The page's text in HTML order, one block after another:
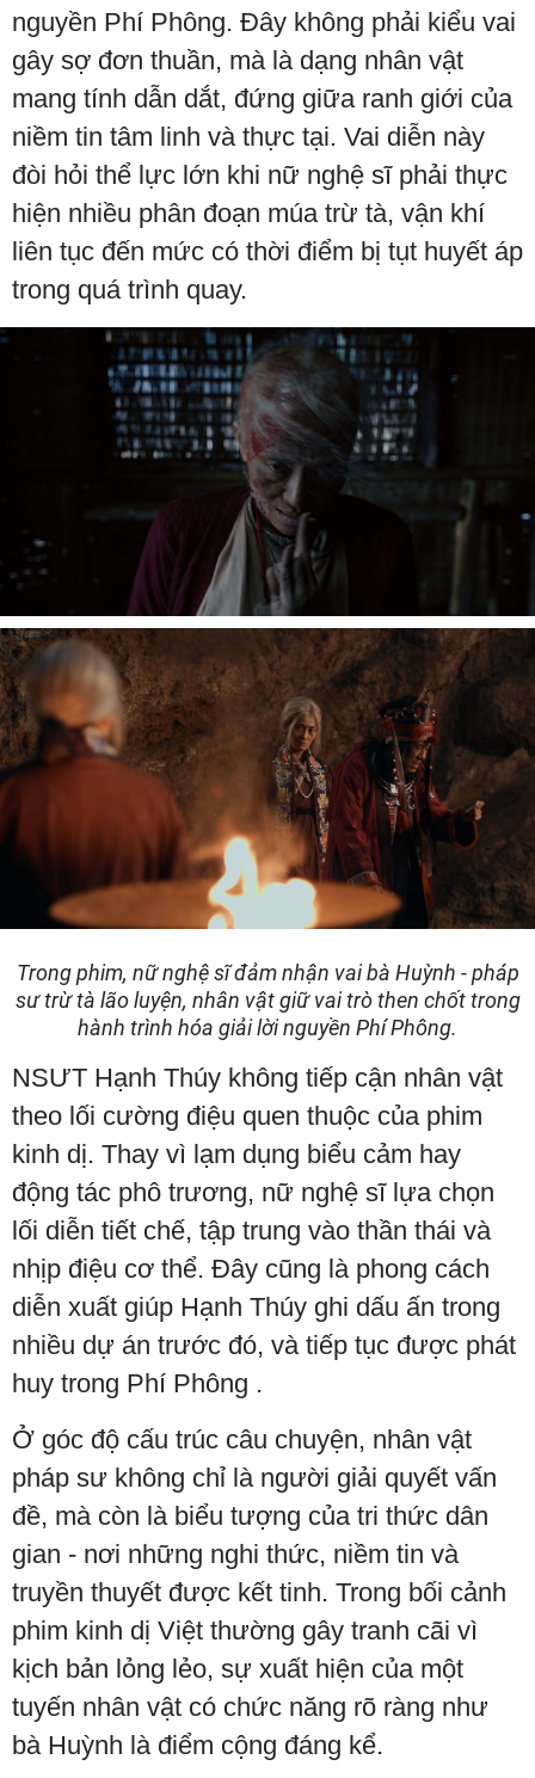
nguyền Phí Phông. Đây không phải kiểu vai
gây sợ đơn thuần, mà là dạng nhân vật
mang tính dẫn dắt, đứng giữa ranh giới của
niềm tin tâm linh và thực tại. Vai diễn này
đòi hỏi thể lực lớn khi nữ nghệ sĩ phải thực
hiện nhiều phân đoạn múa trừ tà, vận khí
liên tục đến mức có thời điểm bị tụt huyết áp
trong quá trình quay.
Trong phim, nữ nghệ sĩ đảm nhận vai bà Huỳnh - pháp
sư trừ tà lão luyện, nhân vật giữ vai trò then chốt trong
hành trình hóa giải lời nguyền Phí Phông.
NSƯT Hạnh Thúy không tiếp cận nhân vật
theo lối cường điệu quen thuộc của phim
kinh dị. Thay vì lạm dụng biểu cảm hay
động tác phô trương, nữ nghệ sĩ lựa chọn
lối diễn tiết chế, tập trung vào thần thái và
nhịp điệu cơ thể. Đây cũng là phong cách
diễn xuất giúp Hạnh Thúy ghi dấu ấn trong
nhiều dự án trước đó, và tiếp tục được phát
huy trong Phí Phông .
Ở góc độ cấu trúc câu chuyện, nhân vật
pháp sư không chỉ là người giải quyết vấn
đề, mà còn là biểu tượng của tri thức dân
gian - nơi những nghi thức, niềm tin và
truyền thuyết được kết tinh. Trong bối cảnh
phim kinh dị Việt thường gây tranh cãi vì
kịch bản lỏng lẻo, sự xuất hiện của một
tuyến nhân vật có chức năng rõ ràng như
bà Huỳnh là điểm cộng đáng kể.